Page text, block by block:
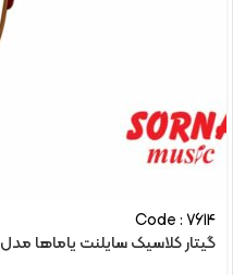
Code : 7614
گیتار کلاسیک سایلنت یاماها مدل SLG200N CRIMSON RED